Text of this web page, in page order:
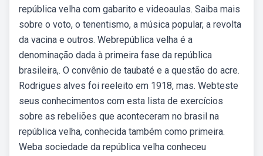
república velha com gabarito e videoaulas. Saiba mais
sobre o voto, o tenentismo, a música popular, a revolta
da vacina e outros. Webrepública velha é a
denominação dada à primeira fase da república
brasileira,. O convênio de taubaté e a questão do acre.
Rodrigues alves foi reeleito em 1918, mas. Webteste
seus conhecimentos com esta lista de exercícios
sobre as rebeliões que aconteceram no brasil na
república velha, conhecida também como primeira.
Weba sociedade da república velha conheceu